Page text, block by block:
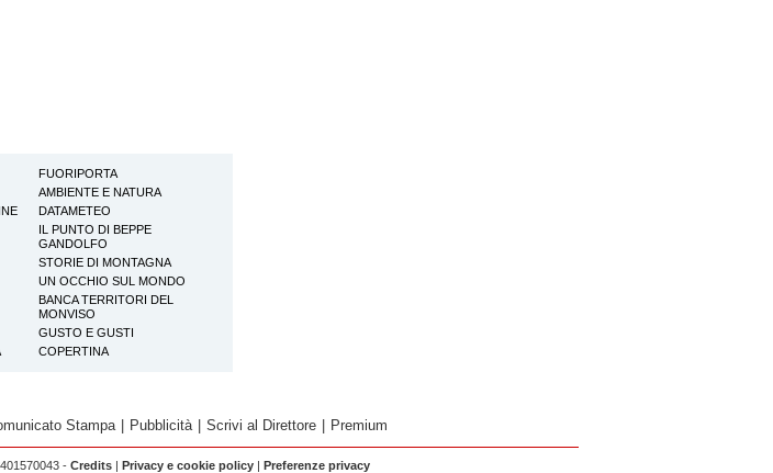
FUORIPORTA
AMBIENTE E NATURA
DATAMETEO
IL PUNTO DI BEPPE
GANDOLFO
STORIE DI MONTAGNA
UN OCCHIO SUL MONDO
BANCA TERRITORI DEL
MONVISO
GUSTO E GUSTI
COPERTINA
Stampa Pubblicità Scrivi al Direttore Premium
- Credits | Privacy e cookie policy | Preferenze privacy